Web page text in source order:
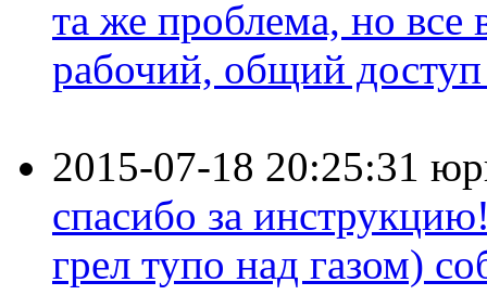
та же проблема, но все
рабочий, общий доступ
2015-07-18 20:25:31
спасибо за
грел тупо над газом)